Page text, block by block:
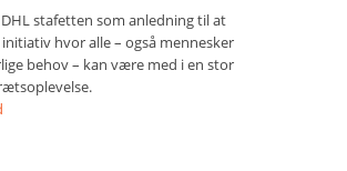
stafetten som anledning til at
hvor alle – også mennesker
behov – kan være med i en stor